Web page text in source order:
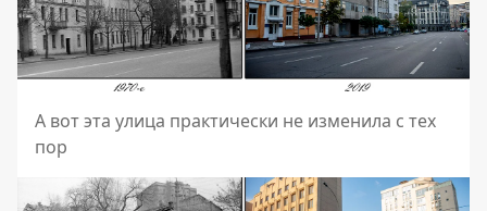
А вот эта улица практически не изменила с тех
пор